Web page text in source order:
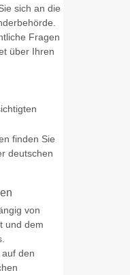
sich an die
Fragen
über Ihren
finden Sie
deutschen
von
und dem
den